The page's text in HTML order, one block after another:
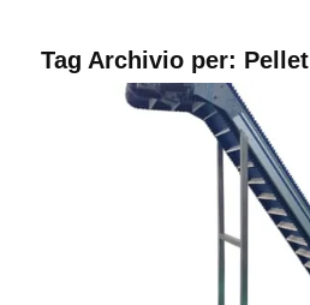
Tag Archivio per: Pellet